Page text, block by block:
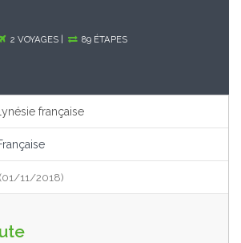
2 VOYAGES | 89 ÉTAPES
française
(01/11/2018)